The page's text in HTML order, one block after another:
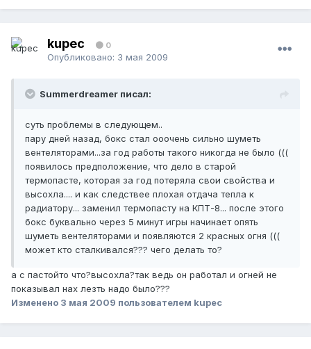
kupec 0
Опубликовано: 3 мая 2009
Summerdreamer писал:
суть проблемы в следующем..
пару дней назад, бокс стал ооочень сильно шуметь
вентеляторами...за год работы такого никогда не было (((
появилось предположение, что дело в старой
термопасте, которая за год потеряла свои свойства и
высохла.... и как следствее плохая отдача тепла к
радиатору... заменил термопасту на КПТ-8... после этого
бокс буквально через 5 минут игры начинает опять
шуметь вентеляторами и появляются 2 красных огня (((
может кто сталкивался??? чего делать то?
а с пастойто что?высохла?так ведь он работал и огней не
показывал нах лезть надо было???
Изменено 3 мая 2009 пользователем kupec